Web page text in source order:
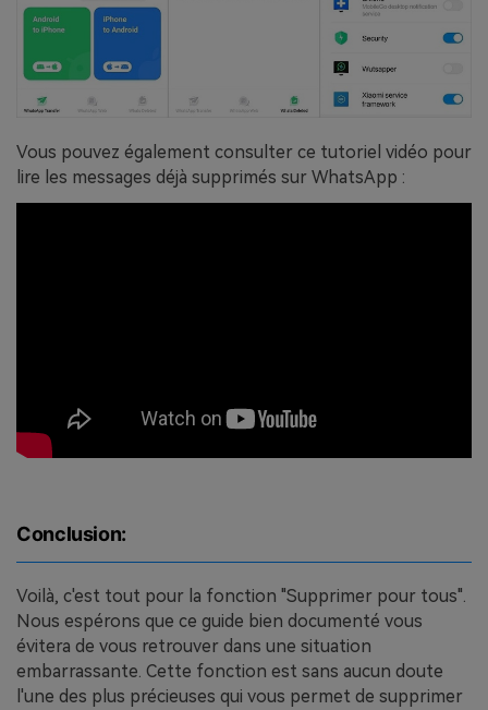
Vous pouvez également consulter ce tutoriel vidéo pour
lire les messages déjà supprimés sur WhatsApp :
Conclusion:
Voilà, c'est tout pour la fonction "Supprimer pour tous".
Nous espérons que ce guide bien documenté vous
évitera de vous retrouver dans une situation
embarrassante. Cette fonction est sans aucun doute
l'une des plus précieuses qui vous permet de supprimer